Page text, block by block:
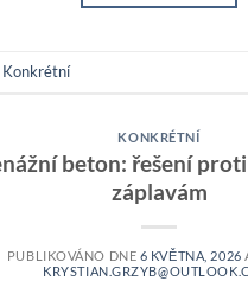
Konkrétní
KONKRÉTNÍ
beton: řešení
záplavám
PUBLIKOVÁNO DNE 6 KVĚTNA, 2026